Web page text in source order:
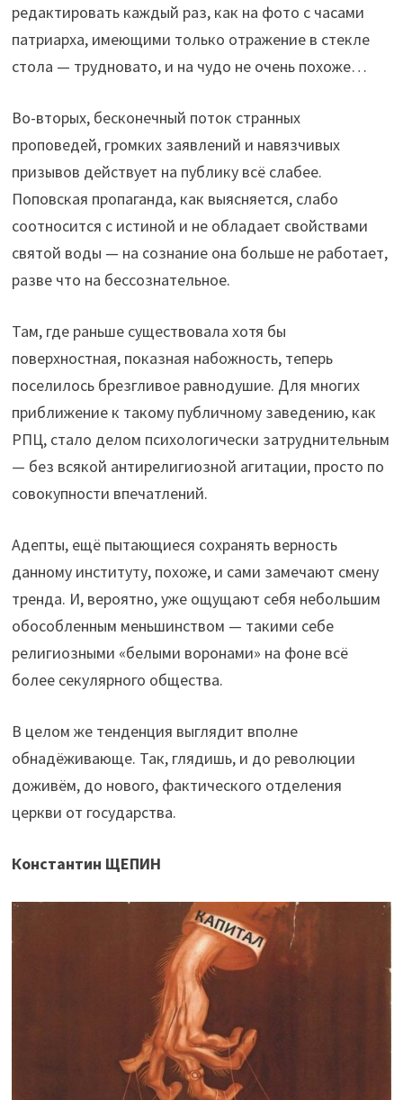
редактировать каждый раз, как на фото с часами
патриарха, имеющими только отражение в стекле
стола — трудновато, и на чудо не очень похоже…
Во-вторых, бесконечный поток странных
проповедей, громких заявлений и навязчивых
призывов действует на публику всё слабее.
Поповская пропаганда, как выясняется, слабо
соотносится с истиной и не обладает свойствами
святой воды — на сознание она больше не работает,
разве что на бессознательное.
Там, где раньше существовала хотя бы
поверхностная, показная набожность, теперь
поселилось брезгливое равнодушие. Для многих
приближение к такому публичному заведению, как
РПЦ, стало делом психологически затруднительным
— без всякой антирелигиозной агитации, просто по
совокупности впечатлений.
Адепты, ещё пытающиеся сохранять верность
данному институту, похоже, и сами замечают смену
тренда. И, вероятно, уже ощущают себя небольшим
обособленным меньшинством — такими себе
религиозными «белыми воронами» на фоне всё
более секулярного общества.
В целом же тенденция выглядит вполне
обнадёживающе. Так, глядишь, и до революции
доживём, до нового, фактического отделения
церкви от государства.
Константин ЩЕПИН